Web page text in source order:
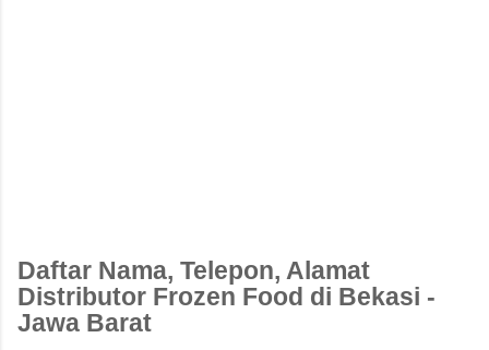
Daftar Nama, Telepon, Alamat
Distributor Frozen Food di Bekasi -
Jawa Barat